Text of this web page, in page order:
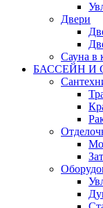
Двери
Сауна в
БАССЕЙН И